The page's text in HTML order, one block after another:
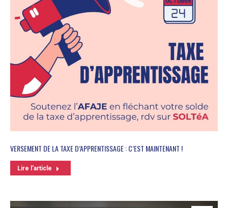
VERSEMENT DE LA TAXE D’APPRENTISSAGE : C’EST MAINTENANT !
Lire l'article